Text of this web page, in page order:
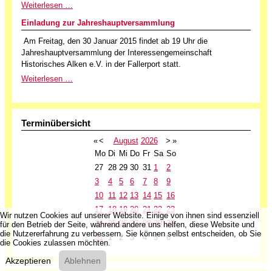
Weiterlesen …
Einladung zur Jahreshauptversammlung
Am Freitag, den 30 Januar 2015 findet ab 19 Uhr die
Jahreshauptversammlung der Interessengemeinschaft
Historisches Alken e.V. in der Fallerport statt.
Weiterlesen …
Terminübersicht
«< August 2026 > »
Mo Di Mi Do Fr Sa So
27 28 29 30 31 1
2
3
4 5 6 7 8
9
10 11 12 13 14 15 16
17 18 19 20 21 22 23
24 25 26 27 28 29 30
31 1 2 3 4 5 6
Wir nutzen Cookies auf unserer Website. Einige von ihnen sind essenziell
für den Betrieb der Seite, während andere uns helfen, diese Website und
die Nutzererfahrung zu verbessern. Sie können selbst entscheiden, ob Sie
die Cookies zulassen möchten.
Akzeptieren Ablehnen